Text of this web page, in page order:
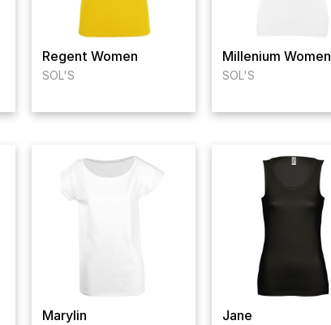
Regent Women
SOL'S
Millenium Women
SOL'S
Marylin Jane